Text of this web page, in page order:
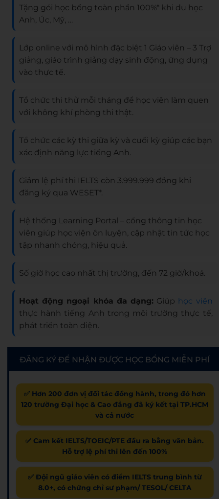
Tặng gói học bổng toàn phần 100%* khi du học
Anh, Úc, Mỹ, …
Lớp online với mô hình đặc biệt 1 Giáo viên – 3 Trợ
giảng, giáo trình giảng dạy sinh động, ứng dụng
vào thực tế.
Tổ chức thi thử mỗi tháng để học viên làm quen
với không khí phòng thi thật.
Tổ chức các kỳ thi giữa kỳ và cuối kỳ giúp các bạn
xác định năng lực tiếng Anh.
Giảm lệ phí thi IELTS còn 3.999.999 đồng khi
đăng ký qua WESET*.
Hệ thống Learning Portal – cổng thông tin học
viên giúp học viện ôn luyện, cập nhật tin tức học
tập nhanh chóng, hiệu quả.
Số giờ học cao nhất thị trường, đến 72 giờ/khoá.
Hoạt động ngoại khóa đa dạng: Giúp học viên
thực hành tiếng Anh trong môi trường thực tế,
phát triển toàn diện.
ĐĂNG KÝ ĐỂ NHẬN ĐƯỢC HỌC BỔNG MIỄN PHÍ
✅ Hơn 200 đơn vị đối tác đồng hành, trong đó hơn
120 trường Đại học & Cao đẳng đã ký kết tại TP.HCM
và cả nước
✅ Cam kết IELTS/TOEIC/PTE đầu ra bằng văn bản.
Hỗ trợ lệ phí thi lên đến 100%
✅ Đội ngũ giáo viên có điểm IELTS trung bình từ
8.0+, có chứng chỉ sư phạm/ TESOL/ CELTA